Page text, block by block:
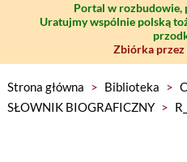
Portal w rozbudowie,
Uratujmy wspólnie polską
Zbiórka przez
Strona główna > Biblioteka >
SŁOWNIK BIOGRAFICZNY >